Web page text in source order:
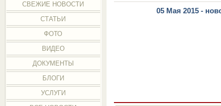
СВЕЖИЕ НОВОСТИ
СТАТЬИ
ФОТО
ВИДЕО
ДОКУМЕНТЫ
БЛОГИ
УСЛУГИ
05 Мая 2015 -